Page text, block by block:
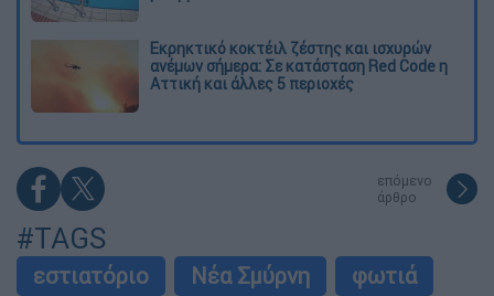
Εκρηκτικό κοκτέιλ ζέστης και ισχυρών
ανέμων σήμερα: Σε κατάσταση Red Code η
Αττική και άλλες 5 περιοχές
επόμενο
άρθρο
#TAGS
εστιατόριο Νέα Σμύρνη
φωτιά